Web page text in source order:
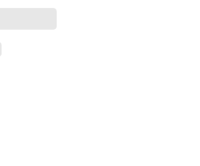
e Brunello ai Super
dei vini italiani.